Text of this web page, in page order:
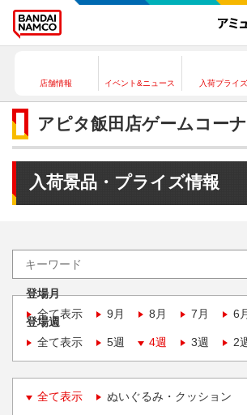
店舗情報 イベント&ニュース 入荷プライズ
アピタ飯田店ゲームコー
入荷景品・プライズ情報
登場月
全て表示
9月 8月 7月 6
登場週
全て表示
5週 4週 3週 2
全て表示 ぬいぐるみ・クッション